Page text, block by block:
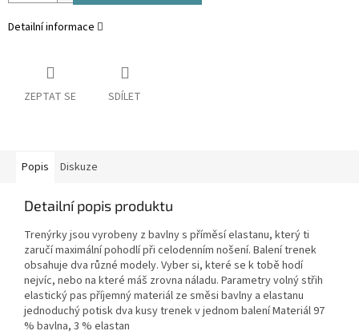
Detailní informace
ZEPTAT SE SDÍLET
Popis Diskuze
Detailní popis produktu
Trenýrky jsou vyrobeny z bavlny s příměsí elastanu, který ti
zaručí maximální pohodlí při celodenním nošení. Balení trenek
obsahuje dva různé modely. Vyber si, které se k tobě hodí
nejvíc, nebo na které máš zrovna náladu. Parametry volný střih
elastický pas příjemný materiál ze směsi bavlny a elastanu
jednoduchý potisk dva kusy trenek v jednom balení Materiál 97
% bavlna, 3 % elastan